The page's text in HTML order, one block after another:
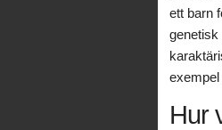
ett barn
genetisk
Hur